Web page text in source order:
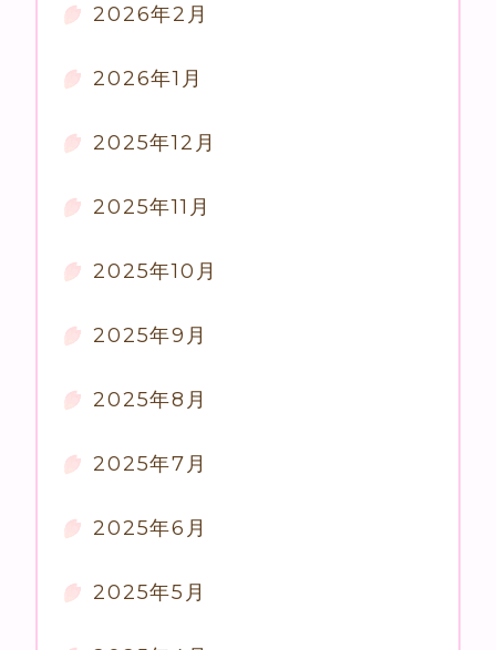
2026年2月
2026年1月
2025年12月
2025年11月
2025年10月
2025年9月
2025年8月
2025年7月
2025年6月
2025年5月